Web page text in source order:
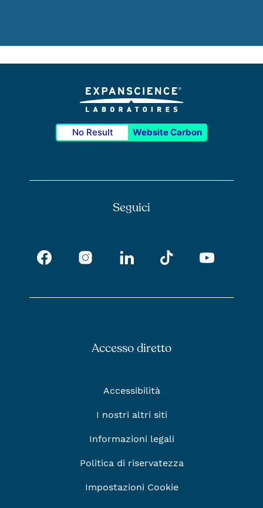
No Result Website Carbon
Seguici
Facebook Instagram LinkedIn Tik Tok
Accesso diretto
Accessibilità
I nostri altri siti
Informazioni legali
Politica di riservatezza
Impostazioni Cookie